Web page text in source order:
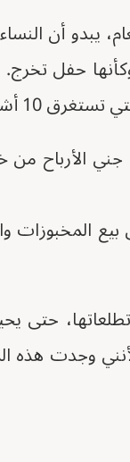
يبدو أن
حفل
10 أشهر.
الأرباح
حتى
وجدت هذه